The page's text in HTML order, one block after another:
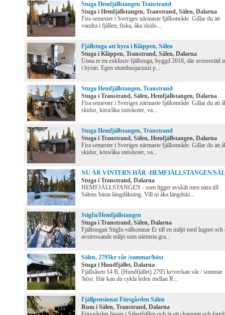
Stuga Hemfjällstangen Transtrand
Stuga i Hemfjällstangen, Transtrand, Sälen, Dalarna
Fira semester i Sveriges närmaste fjällområde. Gillar du att
vandra i fjällen, fiska, åka skido...
Fjällstuga att hyra i Kläppen, Sälen
Stuga i Kläppen, Transtrand, Sälen, Dalarna
Unna er en exklusiv fjällstuga, byggd 2018, där avresestäd
i hyran. Egen utomhusjacuzzi p...
Stuga Hemfjällstangen, Transtrand
Stuga i Transtrand, Sälen, Hemfjällstangen, Dalarna
Fira semester i Sveriges närmaste fjällområde. Gillar du att
skidor, köra/åka snöskoter, va...
Stuga Hemfjällstangen, Transtrand
Stuga i Transtrand, Sälen, Hemfjällstangen, Dalarna
Fira semester i Sveriges närmaste fjällområde. Gillar du att
skidor, köra/åka snöskoter, va...
NU ÄR VINTERN HÄR -HEMFJÄLLSTANGEN/
Stuga i Transtrand, Dalarna
HEMFJÄLLSTANGEN - som ligger avskilt men nära till
Sälens bästa längdåkning. Vill ni åka längdski...
StigIn/Hemfjällstangen
Stuga i Transtrand, Sälen, Dalarna
Fjällstugan StigIn välkomnar Er till en miljö med lugnet och
avstressande miljö som närmsta gra...
Sälen, 2795kr vår /sommar/höst
Stuga i Hundfjället, Dalarna
Fjällsåsen 14 B, (Hundfjället) 2795 kr/veckan vår / sommar
/höst. Här kan du cykla leden mellan R...
Fjällpensionat Försgården Sälen
Rum i Sälen, Transtrand, Dalarna